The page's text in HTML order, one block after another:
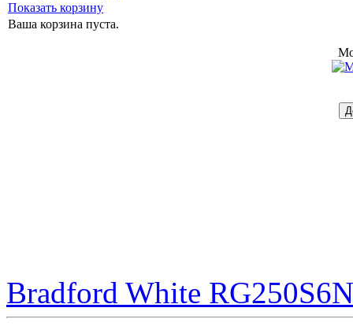
Показать корзину
Ваша корзина пуста.
Bradford White